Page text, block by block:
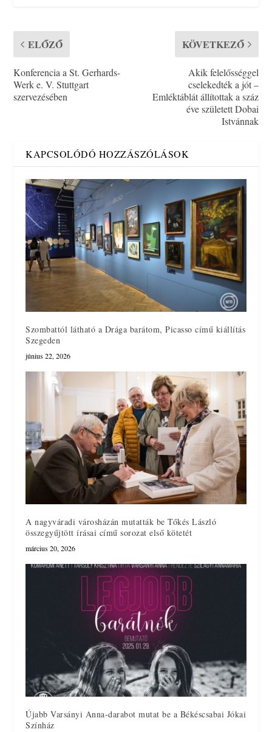
ELŐZŐ
Konferencia a St. Gerhards-
Werk e. V. Stuttgart
szervezésében
KÖVETKEZŐ
Akik felelősséggel
cselekedték a jót –
Emléktáblát állítottak a száz
éve született Dobai
Istvánnak
KAPCSOLÓDÓ HOZZÁSZÓLÁSOK
Szombattól látható a Drága barátom, Picasso című kiállítás
Szegeden
június 22, 2026
A nagyváradi városházán mutatták be Tőkés László
összegyűjtött írásai című sorozat első kötetét
március 20, 2026
Újabb Varsányi Anna-darabot mutat be a Békéscsabai Jókai
Színház